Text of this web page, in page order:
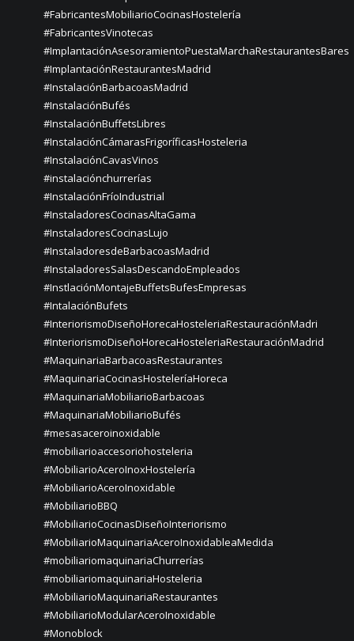
#FabricantesMobiliarioCocinasHostelería
#FabricantesVinotecas
#ImplantaciónAsesoramientoPuestaMarchaRestaurantesBares
#ImplantaciónRestaurantesMadrid
#InstalaciónBarbacoasMadrid
#InstalaciónBufés
#InstalaciónBuffetsLibres
#InstalaciónCámarasFrigoríficasHosteleria
#InstalaciónCavasVinos
#instalaciónchurrerías
#InstalaciónFríoIndustrial
#InstaladoresCocinasAltaGama
#InstaladoresCocinasLujo
#InstaladoresdeBarbacoasMadrid
#InstaladoresSalasDescandoEmpleados
#InstlaciónMontajeBuffetsBufesEmpresas
#IntalaciónBufets
#InteriorismoDiseñoHorecaHosteleriaRestauraciónMadri
#InteriorismoDiseñoHorecaHosteleriaRestauraciónMadrid
#MaquinariaBarbacoasRestaurantes
#MaquinariaCocinasHosteleríaHoreca
#MaquinariaMobiliarioBarbacoas
#MaquinariaMobiliarioBufés
#mesasaceroinoxidable
#mobiliarioaccesoriohosteleria
#MobiliarioAceroInoxHostelería
#MobiliarioAceroInoxidable
#MobiliarioBBQ
#MobiliarioCocinasDiseñoInteriorismo
#MobiliarioMaquinariaAceroInoxidableaMedida
#mobiliariomaquinariaChurrerías
#mobiliariomaquinariaHosteleria
#MobiliarioMaquinariaRestaurantes
#MobiliarioModularAceroInoxidable
#Monoblock